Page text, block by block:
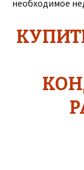
необходимое